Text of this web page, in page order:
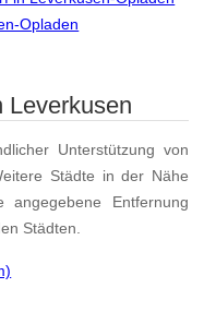
Opladen
Leverkusen
Unterstützung von
Städte in der Nähe
angegebene Entfernung
Städten.